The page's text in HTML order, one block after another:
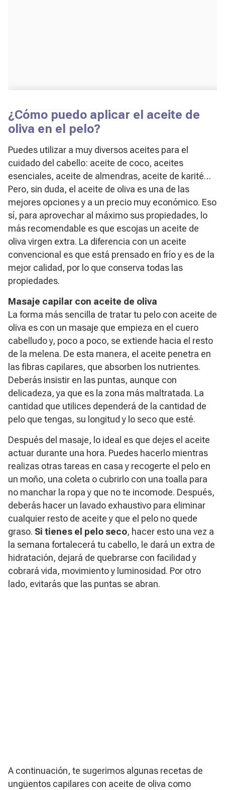
¿Cómo puedo aplicar el aceite de
oliva en el pelo?
Puedes utilizar a muy diversos aceites para el
cuidado del cabello: aceite de coco, aceites
esenciales, aceite de almendras, aceite de karité…
Pero, sin duda, el aceite de oliva es una de las
mejores opciones y a un precio muy económico. Eso
sí, para aprovechar al máximo sus propiedades, lo
más recomendable es que escojas un aceite de
oliva virgen extra. La diferencia con un aceite
convencional es que está prensado en frío y es de la
mejor calidad, por lo que conserva todas las
propiedades.
Masaje capilar con aceite de oliva
La forma más sencilla de tratar tu pelo con aceite de
oliva es con un masaje que empieza en el cuero
cabelludo y, poco a poco, se extiende hacia el resto
de la melena. De esta manera, el aceite penetra en
las fibras capilares, que absorben los nutrientes.
Deberás insistir en las puntas, aunque con
delicadeza, ya que es la zona más maltratada. La
cantidad que utilices dependerá de la cantidad de
pelo que tengas, su longitud y lo seco que esté.
Después del masaje, lo ideal es que dejes el aceite
actuar durante una hora. Puedes hacerlo mientras
realizas otras tareas en casa y recogerte el pelo en
un moño, una coleta o cubrirlo con una toalla para
no manchar la ropa y que no te incomode. Después,
deberás hacer un lavado exhaustivo para eliminar
cualquier resto de aceite y que el pelo no quede
graso. Si tienes el pelo seco, hacer esto una vez a
la semana fortalecerá tu cabello, le dará un extra de
hidratación, dejará de quebrarse con facilidad y
cobrará vida, movimiento y luminosidad. Por otro
lado, evitarás que las puntas se abran.
A continuación, te sugerimos algunas recetas de
ungüentos capilares con aceite de oliva como